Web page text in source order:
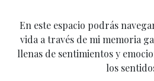
En este espacio podrás
vida a través de mi memoria
llenas de sentimientos y
los